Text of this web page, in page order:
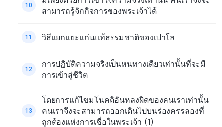
10
สามารถรู้จักกิจการของพระเจ้าได้
11 วิธีแยกแยะแก่นแท้ธรรมชาติของเปาโล
12
การปฏิบัติความจริงเป็นหนทางเดียวเท่านั้นที่จะมี
การเข้าสู่ชีวิต
13
โดยการแก้ไขมโนคติอันหลงผิดของคนเราเท่านั้น
คนเราจึงจะสามารถออกเดินไปบนร่องครรลองที่
ถูกต้องแห่งการเชื่อในพระเจ้า (1)